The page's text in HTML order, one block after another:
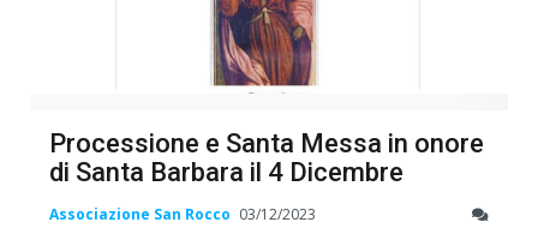
Processione e Santa Messa in onore
di Santa Barbara il 4 Dicembre
Associazione San Rocco 03/12/2023